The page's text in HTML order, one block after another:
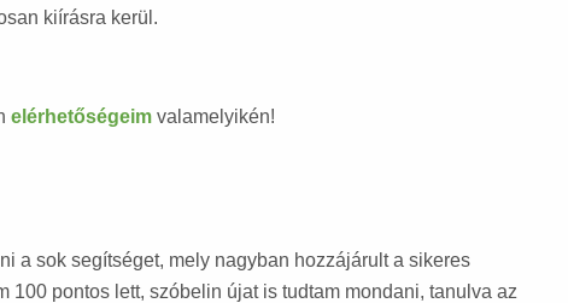
kiírásra kerül.
elérhetőségeim valamelyikén!
a sok segítséget, mely nagyban hozzájárult a sikeres
100 pontos lett, szóbelin újat is tudtam mondani, tanulva az